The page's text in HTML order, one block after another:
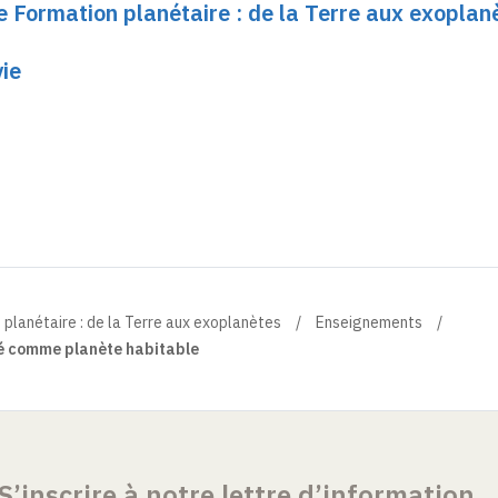
Formation planétaire : de la Terre aux
: de la Terre aux exoplanètes
Enseignements
comme planète habitable